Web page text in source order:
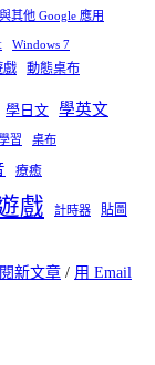
其他 Google 應用
Windows 7
戲 動態桌布
學日文 學英文
習 桌布
療癒
戲 計時器
貼圖
新文章 / 用 Email